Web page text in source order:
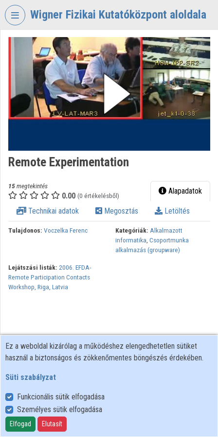
Fejléc kihagyása
Wigner Fizikai Kutatóközpont aloldala
VIDEOTORIUM
WIGNER
KUTATÓKÖZPONT
Intézményi kezdőlap
Intézményi listák
Intézmények
Remote Experimentation
15megtekintés
0.00 (0 értékelésből) Alapadatok
Technikai adatok Megosztás Letöltés
Tulajdonos: Voczelka Ferenc Kategóriák: Alkalmazott
informatika, Csoportmunka
alkalmazás (groupware)
Lejátszási listák: 2006. EFDA-
Remote Participation Contacts
Workshop, Riga, Latvia
Felhasználói szabályzat
Adatkezelési tájékoztató
Süti szabályzat
Ez a weboldal kizárólag a működéshez elengedhetetlen sütiket
használ a biztonságos és zökkenőmentes böngészés érdekében.
Süti szabályzat
Funkcionális sütik elfogadása
Személyes sütik elfogadása
Elfogad Elutasít